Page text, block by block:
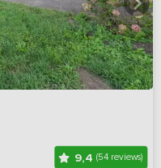
9,4 (54 reviews)